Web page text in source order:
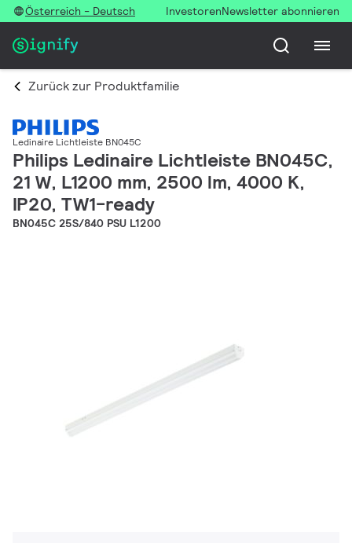
Österreich - Deutsch InvestorenNewsletter abonnieren
Zurück zur Produktfamilie
Ledinaire Lichtleiste BN045C
Philips Ledinaire Lichtleiste BN045C,
21 W, L1200 mm, 2500 lm, 4000 K,
IP20, TW1-ready
BN045C 25S/840 PSU L1200